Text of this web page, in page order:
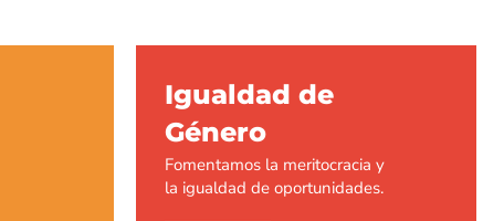
Igualdad de
Género
Fomentamos la meritocracia y
la igualdad de oportunidades.